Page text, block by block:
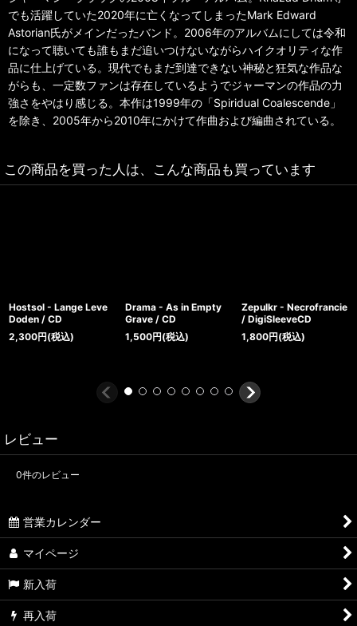
でも活躍していた2020年に亡くなってしまったMark Edward
Astorian氏がメインだったバンド。2006年のアルバムにしては令和
になって聴いても誰もまだ追いつけないながらハイクオリティな作
品に仕上げている。現代でもまだ到達できない神秘と狂気な作品な
がらも、一定数ファンは存在しているようでジャーマンの作品の力
強さをやはり感じる。本作は1999年の「Spiridual Coalescende」
を除き、2005年から2010年にかけて作曲および編曲されている。
この商品を買った人は、こんな商品も買っています
Hostsol - Lange Leve
Doden / CD
2,300円(税込)
Drama - As in Empty
Grave / CD
1,500円(税込)
Zepulkr - Necrofrancie
/ DigiSleeveCD
1,800円(税込)
レビュー
0件のレビュー
営業カレンダー
マイページ
新入荷
再入荷